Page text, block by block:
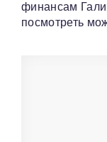
финансам
посмотреть